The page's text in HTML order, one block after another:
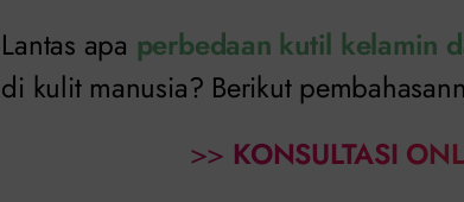
Lantas apa perbedaan kutil kelamin
di kulit manusia? Berikut
>> KONSULTASI